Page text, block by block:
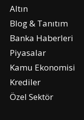
Altın
Blog & Tanıtım
Banka Haberleri
Piyasalar
Kamu Ekonomisi
Krediler
Özel Sektör